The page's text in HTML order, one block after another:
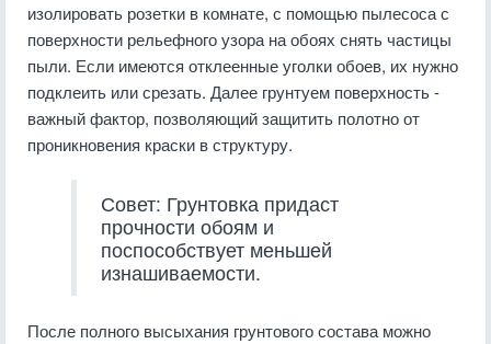
изолировать розетки в комнате, с помощью пылесоса с
поверхности рельефного узора на обоях снять частицы
пыли. Если имеются отклеенные уголки обоев, их нужно
подклеить или срезать. Далее грунтуем поверхность -
важный фактор, позволяющий защитить полотно от
проникновения краски в структуру.
Совет: Грунтовка придаст
прочности обоям и
поспособствует меньшей
изнашиваемости.
После полного высыхания грунтового состава можно